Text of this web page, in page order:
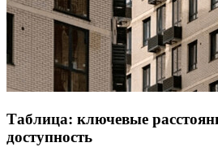
Таблица: ключевые
доступность